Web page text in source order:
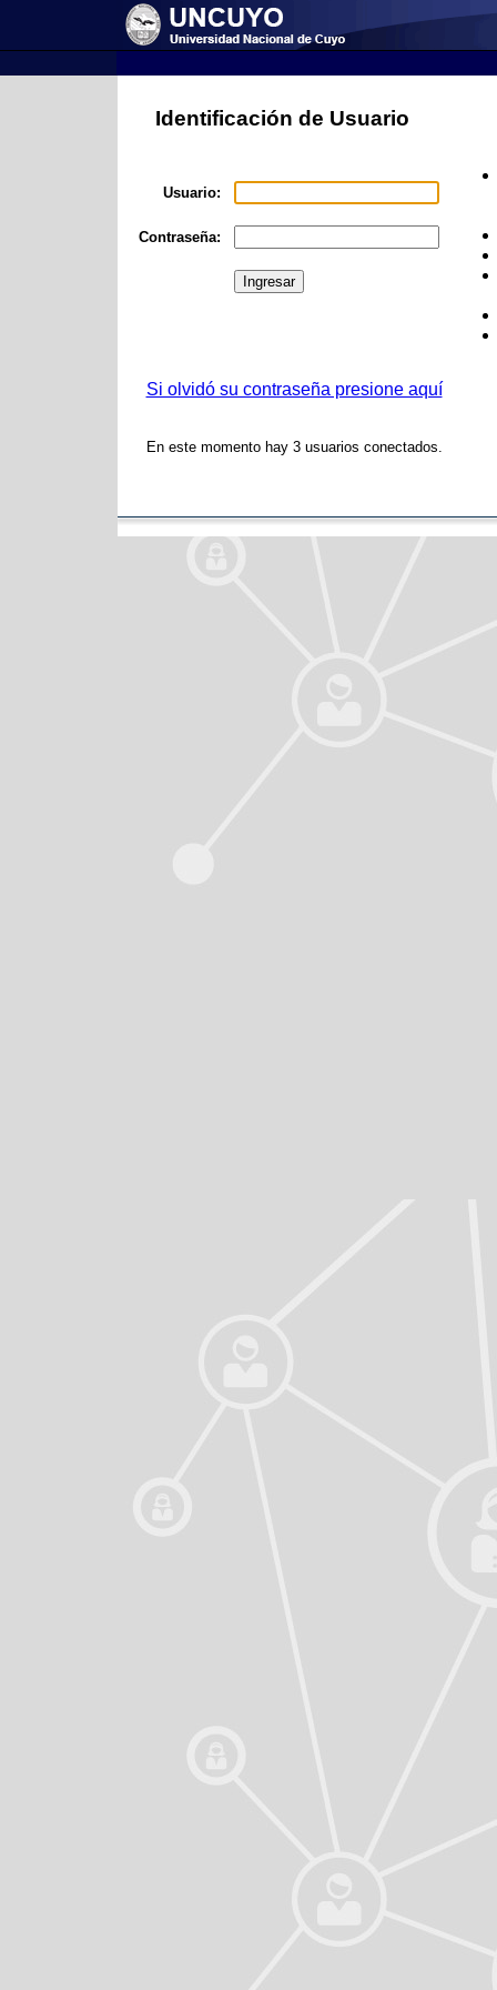
Identificación de Usuario
Usuario:
Contraseña:
Si olvidó su contraseña presione aquí
En este momento hay 3 usuarios conectados.